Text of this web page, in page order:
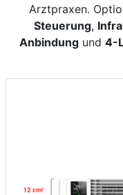
Arztpraxen.
Steuerung,
Anbindungund 4-